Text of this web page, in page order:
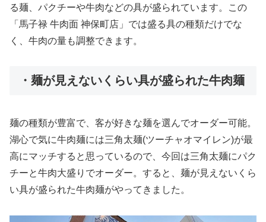
る麺、パクチーや牛肉などの具が盛られています。この
「馬子禄 牛肉面 神保町店」では盛る具の種類だけでな
く、牛肉の量も調整できます。
・麺が見えないくらい具が盛られた牛肉麺
麺の種類が豊富で、客が好きな麺を選んでオーダー可能。
湖心で気に牛肉麺には三角太麺(ツーチャオマイレン)が最
高にマッチすると思っているので、今回は三角太麺にパク
チーと牛肉大盛りでオーダー。すると、麺が見えないくら
い具が盛られた牛肉麺がやってきました。